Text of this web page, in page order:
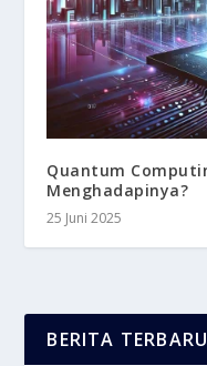
Quantum
Menghadapinya?
25 Juni 2025
BERITA TERBARU